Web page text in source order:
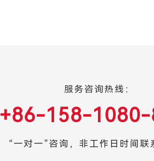
服务咨询热线：
+86-158-1080-
“一对一”咨询，非工作日时间联